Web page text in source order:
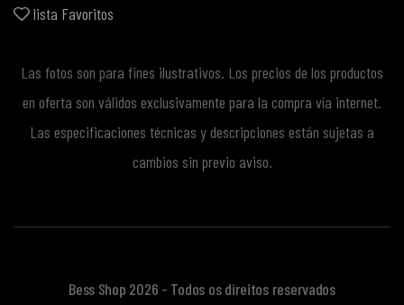
lista Favoritos
Las fotos son para fines ilustrativos. Los precios de los productos
en oferta son válidos exclusivamente para la compra vía internet.
Las especificaciones técnicas y descripciones están sujetas a
cambios sin previo aviso.
Bess Shop 2026 - Todos os direitos reservados